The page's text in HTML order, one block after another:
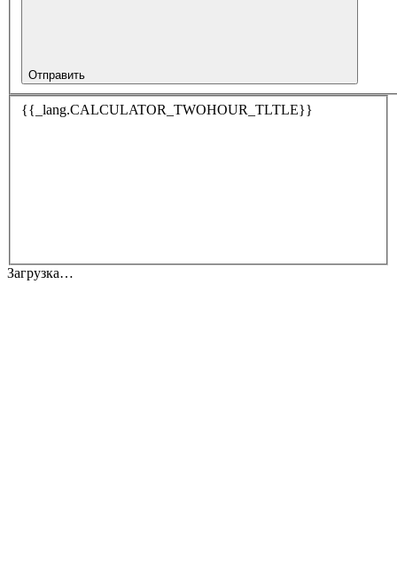
Отправить
{{_lang.CALCULATOR_TWOHOUR_TLTLE}}
Загрузка…